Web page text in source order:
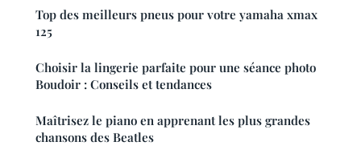
Top des meilleurs pneus pour votre yamaha xmax
125
Choisir la lingerie parfaite pour une séance photo
Boudoir : Conseils et tendances
Maîtrisez le piano en apprenant les plus grandes
chansons des Beatles